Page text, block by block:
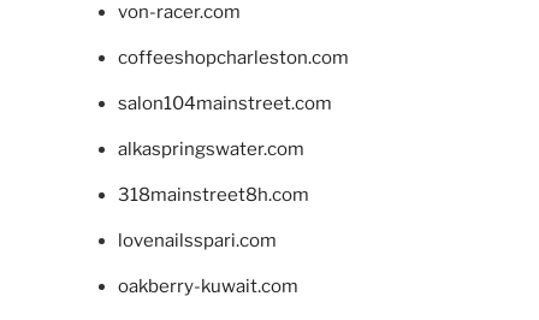
von-racer.com
coffeeshopcharleston.com
salon104mainstreet.com
alkaspringswater.com
318mainstreet8h.com
lovenailsspari.com
oakberry-kuwait.com